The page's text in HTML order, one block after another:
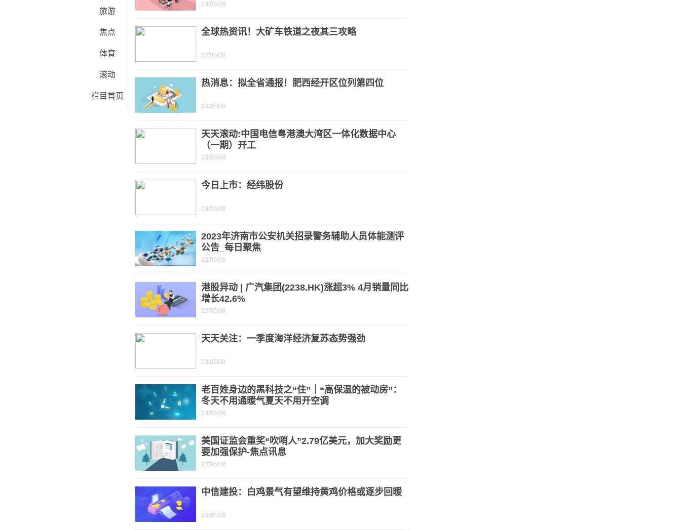
旅游
焦点
体育
滚动
栏目首页
23/05/08
全球热资讯！大矿车铁道之夜其三攻略
23/05/08
热消息：拟全省通报！肥西经开区位列第四位
23/05/08
天天滚动:中国电信粤港澳大湾区一体化数据中心
（一期）开工
23/05/08
今日上市：经纬股份
23/05/08
2023年济南市公安机关招录警务辅助人员体能测评
公告_每日聚焦
23/05/08
港股异动 | 广汽集团(2238.HK)涨超3% 4月销量同比
增长42.6%
23/05/08
天天关注：一季度海洋经济复苏态势强劲
23/05/08
老百姓身边的黑科技之“住”｜“高保温的被动房”：
冬天不用通暖气夏天不用开空调
23/05/08
美国证监会重奖“吹哨人”2.79亿美元，加大奖励更
要加强保护-焦点讯息
23/05/08
中信建投：白鸡景气有望维持黄鸡价格或逐步回暖
23/05/08